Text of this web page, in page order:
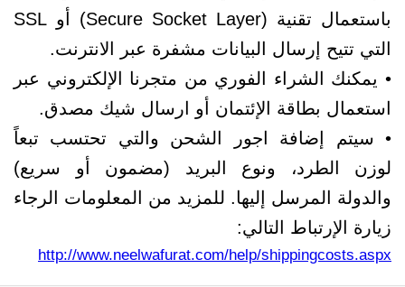
باستعمال تقنية (Secure Socket Layer) أو SSL
التي تتيح إرسال البيانات مشفرة عبر الانترنت.
• يمكنك الشراء الفوري من متجرنا الإلكتروني عبر
استعمال بطاقة الإئتمان أو ارسال شيك مصدق.
• سيتم إضافة اجور الشحن والتي تحتسب تبعاً
لوزن الطرد، ونوع البريد (مضمون أو سريع)
والدولة المرسل إليها. للمزيد من المعلومات الرجاء
زيارة الإرتباط التالي:
http://www.neelwafurat.com/help/shippingcosts.aspx